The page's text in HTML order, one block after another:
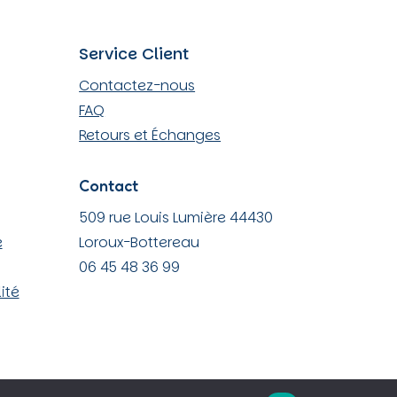
Service Client
Contactez-nous
FAQ
Retours et Échanges
Contact
509 rue Louis Lumière 44430
Loroux-Bottereau
06 45 48 36 99